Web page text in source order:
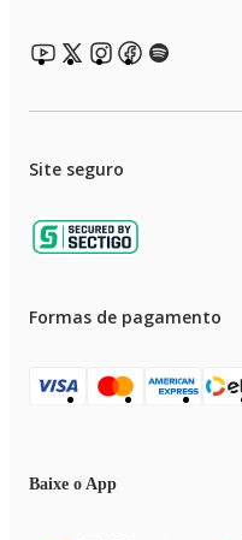
Sob Consulta: Não
Solicitar Produto: Não
Site seguro
Formas de pagamento
Baixe o App